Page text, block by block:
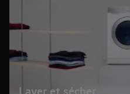
Laver et sécher